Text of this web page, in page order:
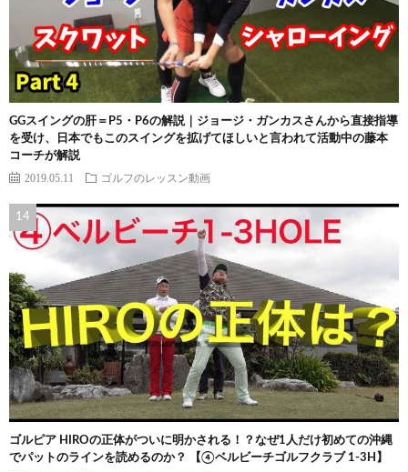
GGスイングの肝＝P5・P6の解説｜ジョージ・ガンカスさんから直接指導
を受け、日本でもこのスイングを拡げてほしいと言われて活動中の藤本
コーチが解説
2019.05.11 ゴルフのレッスン動画
ゴルピア HIROの正体がついに明かされる！？なぜ1人だけ初めての沖縄
でパットのラインを読めるのか？ 【④ベルビーチゴルフクラブ 1-3H】